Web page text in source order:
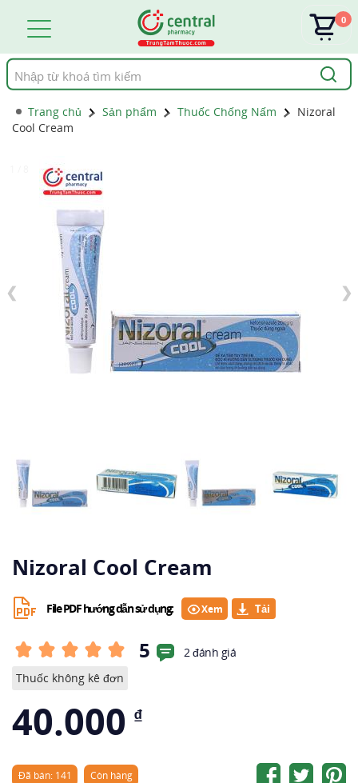
Tìm
kiếm
0
Trang chủ Sản phẩm Thuốc Chống Nấm
Nizoral
Cool Cream
❮ ❯
Nizoral Cool Cream
File PDF hướng dẫn sử dụng: Xem
5
2 đánh giá
Thuốc không kê đơn
40.000 ₫
Đã bán: 141 Còn hàng